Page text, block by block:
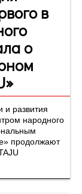
в
о
и развития
народного
продолжают